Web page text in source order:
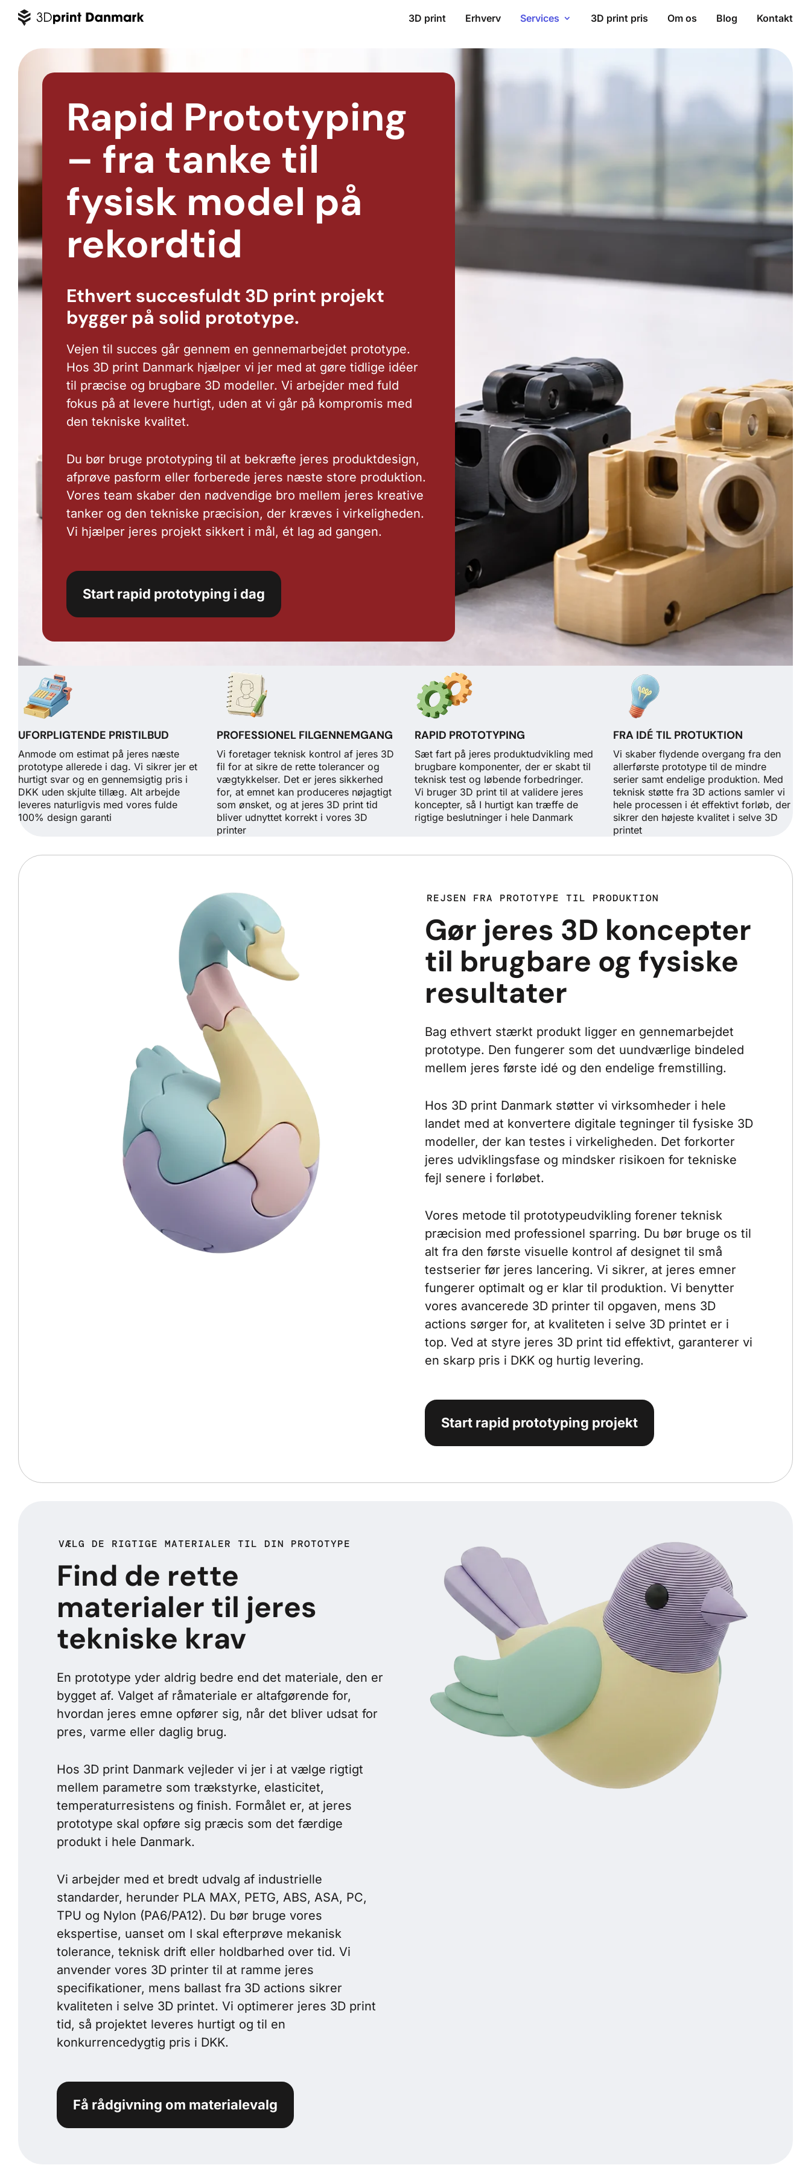
3D print Erhverv Services 3D print pris Om os Blog Kontakt
Rapid Prototyping
– fra tanke til
fysisk model på
rekordtid
Ethvert succesfuldt 3D print projekt
bygger på solid prototype.
Vejen til succes går gennem en gennemarbejdet prototype.
Hos 3D print Danmark hjælper vi jer med at gøre tidlige idéer
til præcise og brugbare 3D modeller. Vi arbejder med fuld
fokus på at levere hurtigt, uden at vi går på kompromis med
den tekniske kvalitet.
Du bør bruge prototyping til at bekræfte jeres produktdesign,
afprøve pasform eller forberede jeres næste store produktion.
Vores team skaber den nødvendige bro mellem jeres kreative
tanker og den tekniske præcision, der kræves i virkeligheden.
Vi hjælper jeres projekt sikkert i mål, ét lag ad gangen.
Start rapid prototyping i dag
UFORPLIGTENDE PRISTILBUD
Anmode om estimat på jeres næste
prototype allerede i dag. Vi sikrer jer et
hurtigt svar og en gennemsigtig pris i
DKK uden skjulte tillæg. Alt arbejde
leveres naturligvis med vores fulde
100% design garanti
PROFESSIONEL FILGENNEMGANG
Vi foretager teknisk kontrol af jeres 3D
fil for at sikre de rette tolerancer og
vægtykkelser. Det er jeres sikkerhed
for, at emnet kan produceres nøjagtigt
som ønsket, og at jeres 3D print tid
bliver udnyttet korrekt i vores 3D
printer
RAPID PROTOTYPING
Sæt fart på jeres produktudvikling med
brugbare komponenter, der er skabt til
teknisk test og løbende forbedringer.
Vi bruger 3D print til at validere jeres
koncepter, så I hurtigt kan træffe de
rigtige beslutninger i hele Danmark
FRA IDÉ TIL PROTUKTION
Vi skaber flydende overgang fra den
allerførste prototype til de mindre
serier samt endelige produktion. Med
teknisk støtte fra 3D actions samler vi
hele processen i ét effektivt forløb, der
sikrer den højeste kvalitet i selve 3D
printet
REJSEN FRA PROTOTYPE TIL PRODUKTION
Gør jeres 3D koncepter
til brugbare og fysiske
resultater
Bag ethvert stærkt produkt ligger en gennemarbejdet
prototype. Den fungerer som det uundværlige bindeled
mellem jeres første idé og den endelige fremstilling.
Hos 3D print Danmark støtter vi virksomheder i hele
landet med at konvertere digitale tegninger til fysiske 3D
modeller, der kan testes i virkeligheden. Det forkorter
jeres udviklingsfase og mindsker risikoen for tekniske
fejl senere i forløbet.
Vores metode til prototypeudvikling forener teknisk
præcision med professionel sparring. Du bør bruge os til
alt fra den første visuelle kontrol af designet til små
testserier før jeres lancering. Vi sikrer, at jeres emner
fungerer optimalt og er klar til produktion. Vi benytter
vores avancerede 3D printer til opgaven, mens 3D
actions sørger for, at kvaliteten i selve 3D printet er i
top. Ved at styre jeres 3D print tid effektivt, garanterer vi
en skarp pris i DKK og hurtig levering.
Start rapid prototyping projekt
VÆLG DE RIGTIGE MATERIALER TIL DIN PROTOTYPE
Find de rette
materialer til jeres
tekniske krav
En prototype yder aldrig bedre end det materiale, den er
bygget af. Valget af råmateriale er altafgørende for,
hvordan jeres emne opfører sig, når det bliver udsat for
pres, varme eller daglig brug.
Hos 3D print Danmark vejleder vi jer i at vælge rigtigt
mellem parametre som trækstyrke, elasticitet,
temperaturresistens og finish. Formålet er, at jeres
prototype skal opføre sig præcis som det færdige
produkt i hele Danmark.
Vi arbejder med et bredt udvalg af industrielle
standarder, herunder PLA MAX, PETG, ABS, ASA, PC,
TPU og Nylon (PA6/PA12). Du bør bruge vores
ekspertise, uanset om I skal efterprøve mekanisk
tolerance, teknisk drift eller holdbarhed over tid. Vi
anvender vores 3D printer til at ramme jeres
specifikationer, mens ballast fra 3D actions sikrer
kvaliteten i selve 3D printet. Vi optimerer jeres 3D print
tid, så projektet leveres hurtigt og til en
konkurrencedygtig pris i DKK.
Få rådgivning om materialevalg